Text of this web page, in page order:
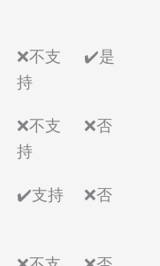
❌不支
持
✔️是
❌不支
持
❌否
✔️支持 ❌否